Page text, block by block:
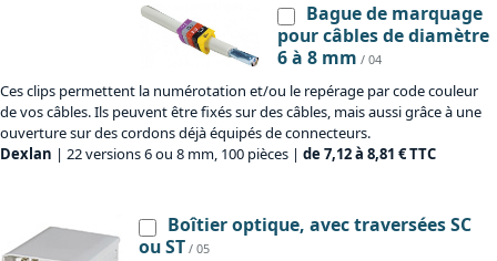
Bague de marquage
pour câbles de diamètre
6 à 8 mm / 04
Ces clips permettent la numérotation et/ou le repérage par code couleur
de vos câbles. Ils peuvent être fixés sur des câbles, mais aussi grâce à une
ouverture sur des cordons déjà équipés de connecteurs.
Dexlan | 22 versions 6 ou 8 mm, 100 pièces | de 7,12 à 8,81 € TTC
Boîtier optique, avec traversées SC
ou ST / 05